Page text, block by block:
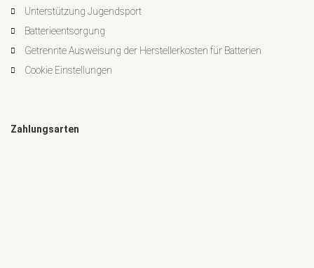
Unterstützung Jugendsport
Batterieentsorgung
Getrennte Ausweisung der Herstellerkosten für Batterien
Cookie Einstellungen
Zahlungsarten